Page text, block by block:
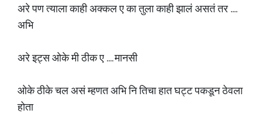
अरे पण त्याला काही अक्कल ए का तुला काही झालं असतं तर ....
अभि
अरे इट्स ओके मी ठीक ए .... मानसी
ओके ठीके चल असं म्हणत अभि नि तिचा हात घट्ट पकडून ठेवला
होता